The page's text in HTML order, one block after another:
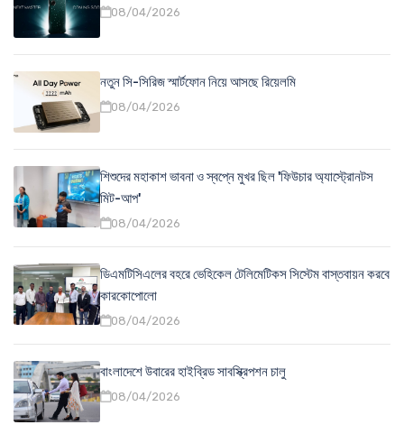
08/04/2026
নতুন সি-সিরিজ স্মার্টফোন নিয়ে আসছে রিয়েলমি
08/04/2026
শিশুদের মহাকাশ ভাবনা ও স্বপ্নে মুখর ছিল 'ফিউচার অ্যাস্ট্রোনটস
মিট-আপ'
08/04/2026
ডিএমটিসিএলের বহরে ভেহিকেল টেলিমেটিকস সিস্টেম বাস্তবায়ন করবে
কারকোপোলো
08/04/2026
বাংলাদেশে উবারের হাইব্রিড সাবস্ক্রিপশন চালু
08/04/2026